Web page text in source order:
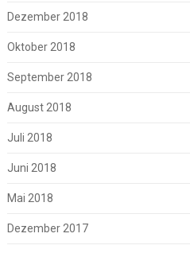
Dezember 2018
Oktober 2018
September 2018
August 2018
Juli 2018
Juni 2018
Mai 2018
Dezember 2017